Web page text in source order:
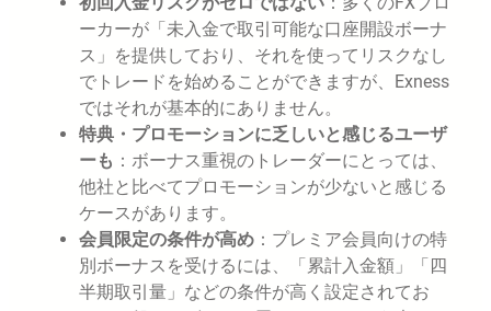
ーカーが「未入金で取引可能な口座開設ボーナ
ス」を提供しており、それを使ってリスクなし
でトレードを始めることができますが、Exness
ではそれが基本的にありません。
特典・プロモーションに乏しいと感じるユーザ
ーも ：ボーナス重視のトレーダーにとっては、
他社と比べてプロモーションが少ないと感じる
ケースがあります。
会員限定の条件が高め ：プレミア会員向けの特
別ボーナスを受けるには、「累計入金額」「四
半期取引量」などの条件が高く設定されてお